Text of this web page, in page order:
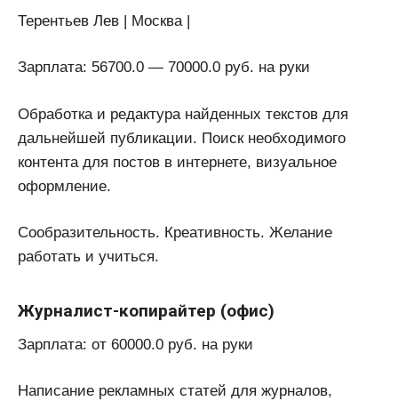
Терентьев Лев | Москва |
Зарплата: 56700.0 — 70000.0 руб. на руки
Обработка и редактура найденных текстов для
дальнейшей публикации. Поиск необходимого
контента для постов в интернете, визуальное
оформление.
Сообразительность. Креативность. Желание
работать и учиться.
Журналист-копирайтер (офис)
Зарплата: от 60000.0 руб. на руки
Написание рекламных статей для журналов,